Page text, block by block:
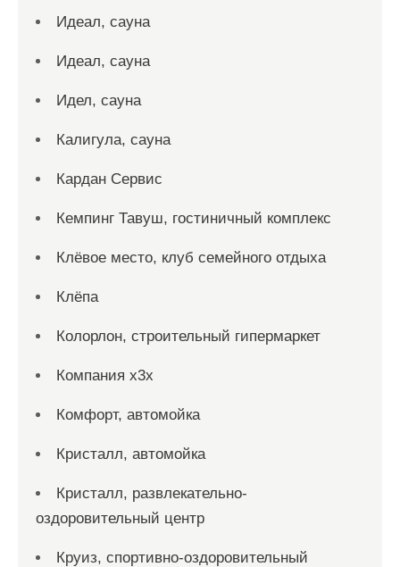
Идеал, сауна
Идеал, сауна
Идел, сауна
Калигула, сауна
Кардан Сервис
Кемпинг Тавуш, гостиничный комплекс
Клёвое место, клуб семейного отдыха
Клёпа
Колорлон, строительный гипермаркет
Компания x3x
Комфорт, автомойка
Кристалл, автомойка
Кристалл, развлекательно-
оздоровительный центр
Круиз, спортивно-оздоровительный